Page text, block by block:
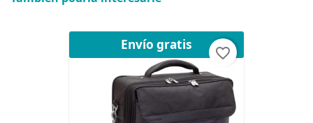
Envío gratis
favorite_border